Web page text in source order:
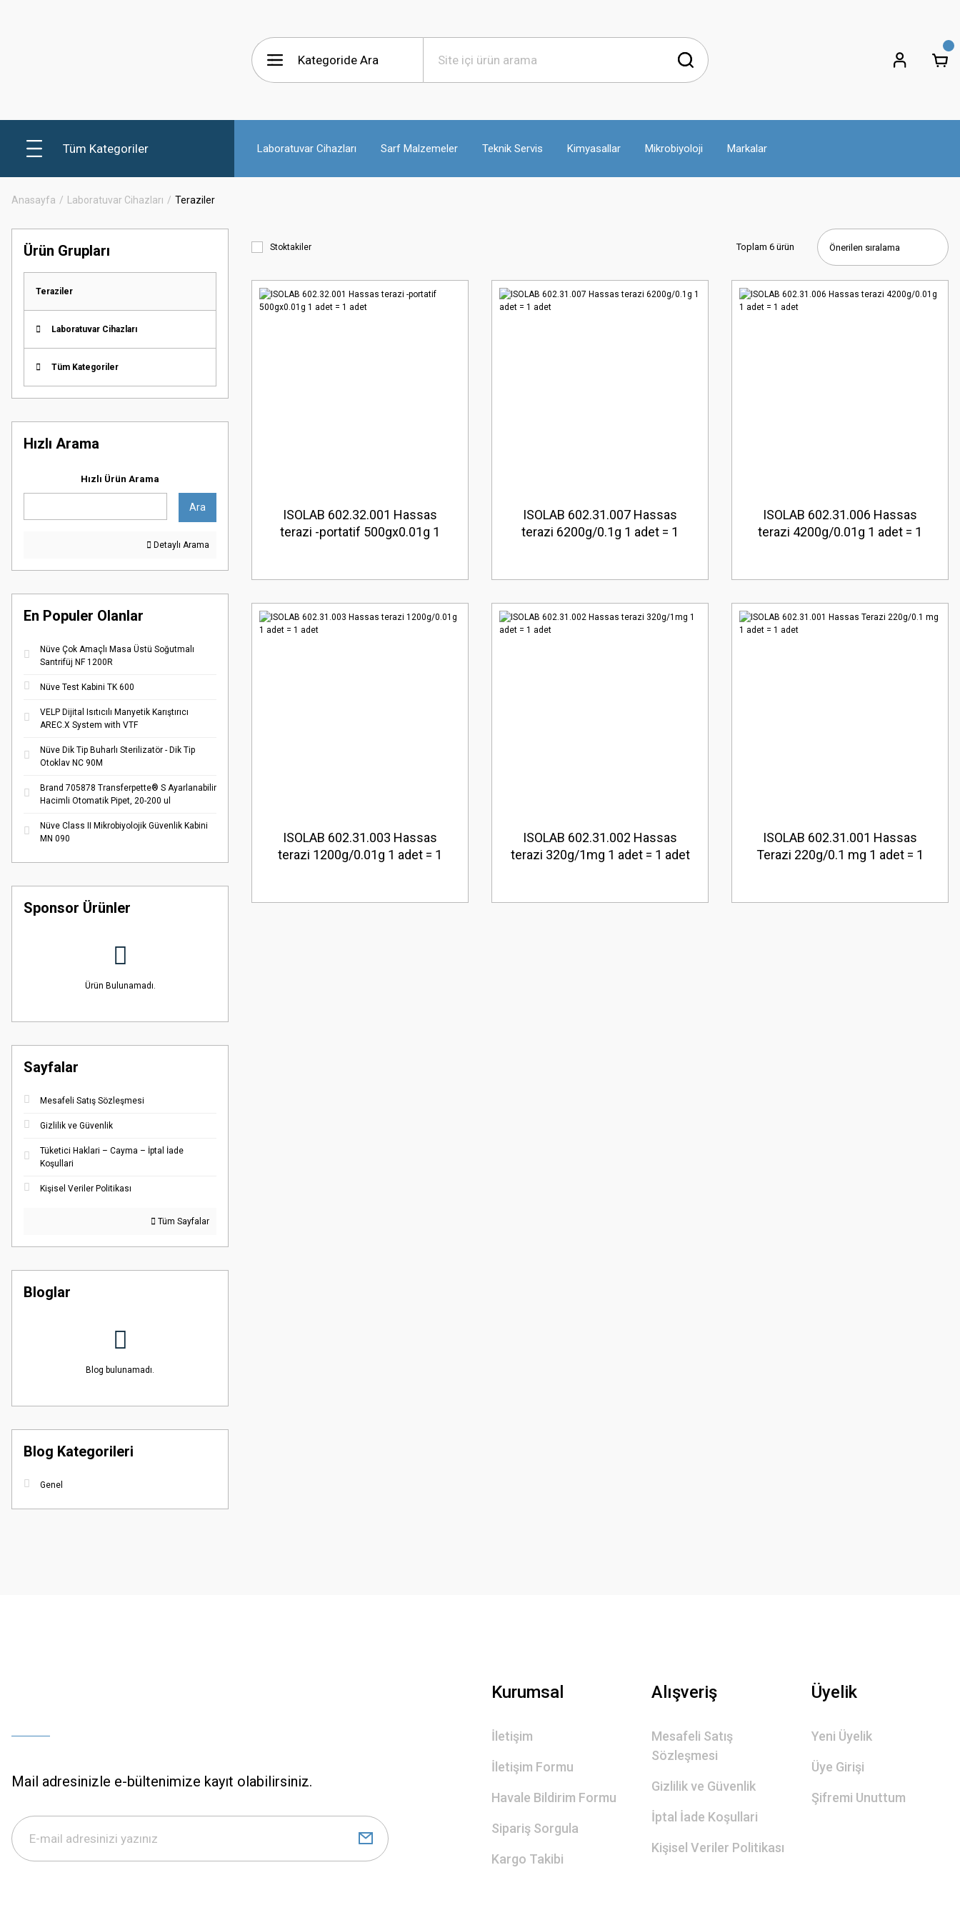
Tüm Kategoriler Laboratuvar Cihazları Sarf Malzemeler Teknik Servis Kimyasallar Mikrobiyoloji Markalar
Anasayfa Laboratuvar Cihazları Teraziler
Ürün Grupları
Teraziler
Laboratuvar Cihazları
Tüm Kategoriler
Hızlı Arama
Hızlı Ürün Arama
Ara
Detaylı Arama
En Populer Olanlar
Nüve Çok Amaçlı Masa Üstü Soğutmalı
Santrifüj NF 1200R
Nüve Test Kabini TK 600
VELP Dijital Isıtıcılı Manyetik Karıştırıcı
AREC.X System with VTF
Nüve Dik Tip Buharlı Sterilizatör - Dik Tip
Otoklav NC 90M
Brand 705878 Transferpette® S Ayarlanabilir
Hacimli Otomatik Pipet, 20-200 ul
Nüve Class II Mikrobiyolojik Güvenlik Kabini
MN 090
Sponsor Ürünler
Ürün Bulunamadı.
Sayfalar
Mesafeli Satış Sözleşmesi
Gizlilik ve Güvenlik
Tüketici Haklari – Cayma – İptal İade
Koşullari
Kişisel Veriler Politikası
Tüm Sayfalar
Bloglar
Blog bulunamadı.
Blog Kategorileri
Genel
Stoktakiler Toplam 6 ürün
ISOLAB 602.32.001 Hassas
terazi -portatif 500gx0.01g 1
ISOLAB 602.31.007 Hassas
terazi 6200g/0.1g 1 adet = 1
ISOLAB 602.31.006 Hassas
terazi 4200g/0.01g 1 adet = 1
ISOLAB 602.31.003 Hassas
terazi 1200g/0.01g 1 adet = 1
ISOLAB 602.31.002 Hassas
terazi 320g/1mg 1 adet = 1 adet
ISOLAB 602.31.001 Hassas
Terazi 220g/0.1 mg 1 adet = 1
Mail adresinizle e-bültenimize kayıt olabilirsiniz.
Kurumsal
İletişim
İletişim Formu
Havale Bildirim Formu
Sipariş Sorgula
Kargo Takibi
Alışveriş
Mesafeli Satış
Sözleşmesi
Gizlilik ve Güvenlik
İptal İade Koşullari
Kişisel Veriler Politikası
Üyelik
Yeni Üyelik
Üye Girişi
Şifremi Unuttum